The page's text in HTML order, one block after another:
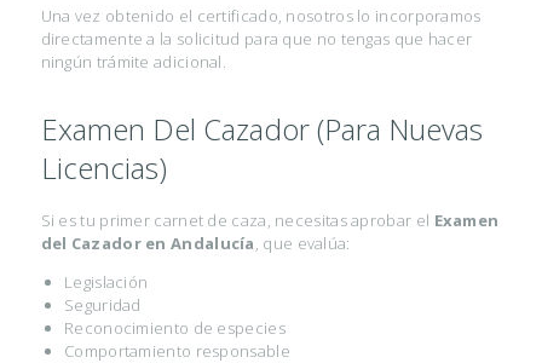
Una vez obtenido el certificado, nosotros lo incorporamos
directamente a la solicitud para que no tengas que hacer
ningún trámite adicional.
Examen Del Cazador (para Nuevas
Licencias)
Si es tu primer carnet de caza, necesitas aprobar el Examen
del Cazador en Andalucía, que evalúa:
Legislación
Seguridad
Reconocimiento de especies
Comportamiento responsable